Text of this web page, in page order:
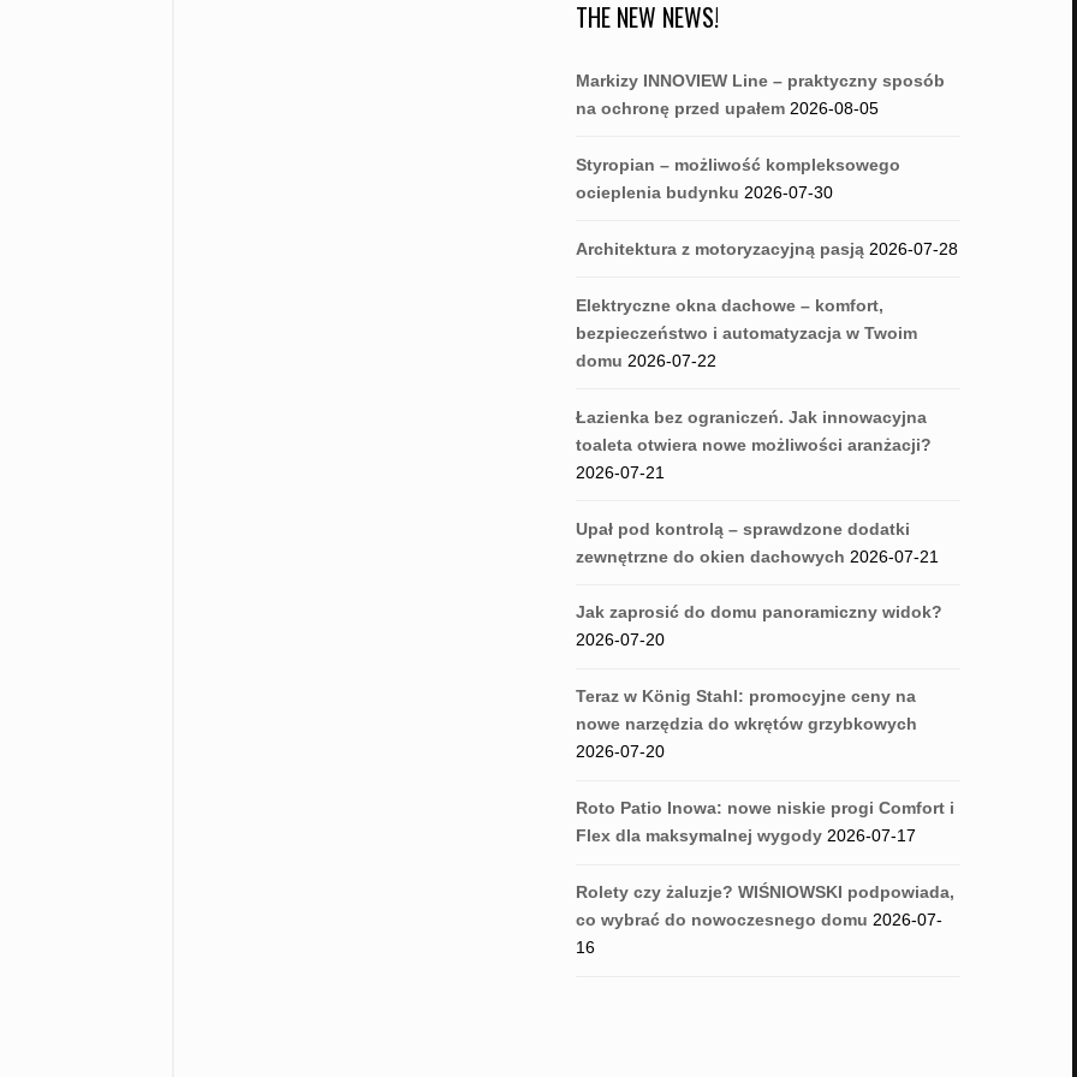
THE NEW NEWS!
Markizy INNOVIEW Line – praktyczny sposób
na ochronę przed upałem 2026-08-05
Styropian – możliwość kompleksowego
ocieplenia budynku 2026-07-30
Architektura z motoryzacyjną pasją 2026-07-28
Elektryczne okna dachowe – komfort,
bezpieczeństwo i automatyzacja w Twoim
domu 2026-07-22
Łazienka bez ograniczeń. Jak innowacyjna
toaleta otwiera nowe możliwości aranżacji?
2026-07-21
Upał pod kontrolą – sprawdzone dodatki
zewnętrzne do okien dachowych 2026-07-21
Jak zaprosić do domu panoramiczny widok?
2026-07-20
Teraz w König Stahl: promocyjne ceny na
nowe narzędzia do wkrętów grzybkowych
2026-07-20
Roto Patio Inowa: nowe niskie progi Comfort i
Flex dla maksymalnej wygody 2026-07-17
Rolety czy żaluzje? WIŚNIOWSKI podpowiada,
co wybrać do nowoczesnego domu 2026-07-
16